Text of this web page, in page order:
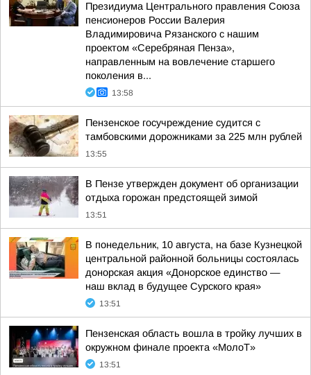
Президиума Центрального правления Союза
пенсионеров России Валерия
Владимировича Рязанского с нашим
проектом «Серебряная Пенза»,
направленным на вовлечение старшего
поколения в...
13:58
Пензенское госучреждение судится с
тамбовскими дорожниками за 225 млн рублей
13:55
В Пензе утвержден документ об организации
отдыха горожан предстоящей зимой
13:51
В понедельник, 10 августа, на базе Кузнецкой
центральной районной больницы состоялась
донорская акция «Донорское единство —
наш вклад в будущее Сурского края»
13:51
Пензенская область вошла в тройку лучших в
окружном финале проекта «МолоТ»
13:51